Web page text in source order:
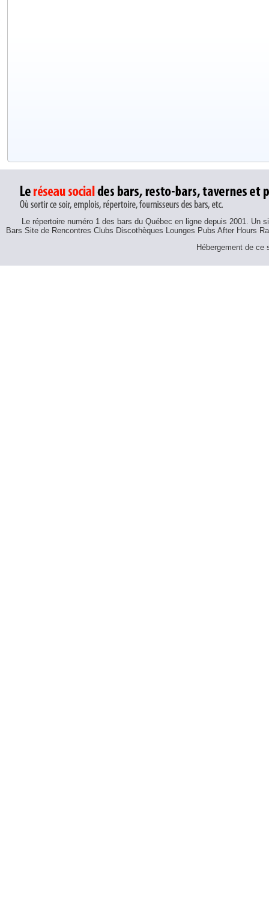
Le répertoire numéro 1 des bars du Québec en ligne depuis 2001.
Bars Site de Rencontres Clubs Discothèques Lounges Pubs After Hours
Hébergement de ce